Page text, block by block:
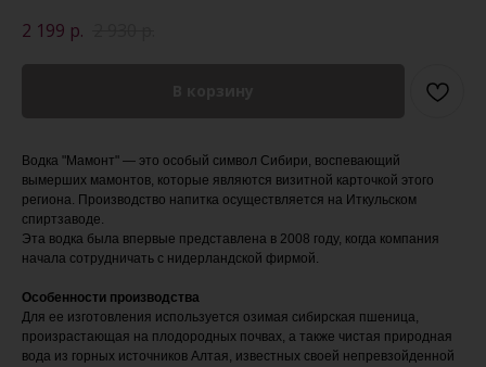
2 199 р.
Водка "Мамонт" — это особый символ Сибири, воспевающий
вымерших мамонтов, которые являются визитной карточкой этого
региона. Производство напитка осуществляется на Иткульском
спиртзаводе.
Эта водка была впервые представлена в 2008 году, когда компания
начала сотрудничать с нидерландской фирмой.
Особенности производства
Для ее изготовления используется озимая сибирская пшеница,
произрастающая на плодородных почвах, а также чистая природная
вода из горных источников Алтая, известных своей непревзойденной